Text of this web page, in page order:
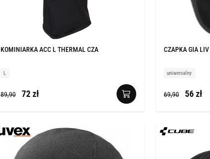
KOMINIARKA ACC L THERMAL CZA
L
89,90 72 zł
CZAPKA GIA
uniwersalny
69,90 56 zł